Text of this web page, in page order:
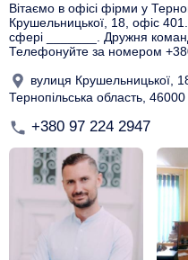
Вітаємо в офісі фірми у
Крушельницької, 18, офіс
сфері _______. Дружня
Телефонуйте за номером
вулиця Крушельницької,
Тернопільська область, 46000
+380 97 224 2947